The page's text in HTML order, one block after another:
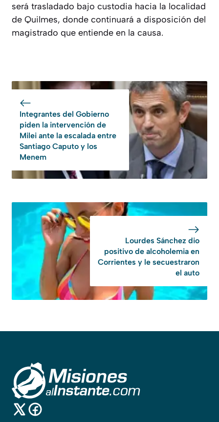
será trasladado bajo custodia hacia la localidad
de Quilmes, donde continuará a disposición del
magistrado que entiende en la causa.
Integrantes del Gobierno
piden la intervención de
Milei ante la escalada entre
Santiago Caputo y los
Menem
Lourdes Sánchez dio
positivo de alcoholemia en
Corrientes y le secuestraron
el auto